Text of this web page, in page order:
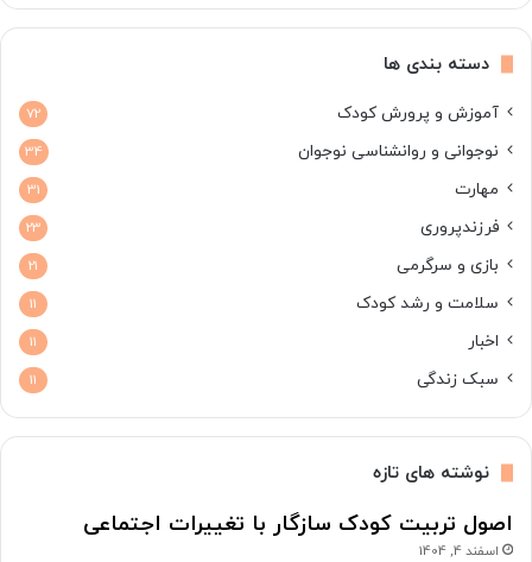
دسته بندی ها
آموزش و پرورش کودک 72
نوجوانی و روانشناسی نوجوان 34
مهارت 31
فرزندپروری 23
بازی و سرگرمی 21
سلامت و رشد کودک 11
اخبار 11
سبک زندگی 11
نوشته های تازه
اصول تربیت کودک سازگار با تغییرات اجتماعی
اسفند 4, 1404